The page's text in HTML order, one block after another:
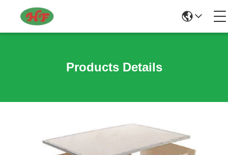
Products Details